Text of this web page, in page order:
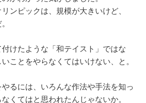
ンピックは、規模が大きいけど、
けたような「和テイスト」ではな
ことをやらなくてはいけない、と。
るには、いろんな作法や手法を知っ
くてはと思われたんじゃないか。